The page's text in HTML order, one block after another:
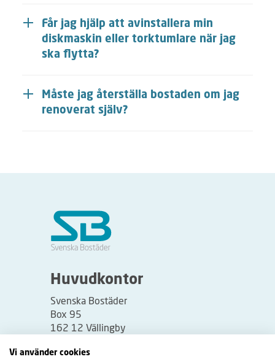
Får jag hjälp att avinstallera min
diskmaskin eller torktumlare när jag
ska flytta?
Måste jag återställa bostaden om jag
renoverat själv?
Huvudkontor
Svenska Bostäder
Box 95
162 12 Vällingby
Besöksadress:
Vi använder cookies